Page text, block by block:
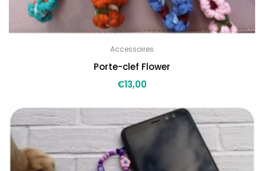
Accessoires
Porte-clef Flower
€13,00